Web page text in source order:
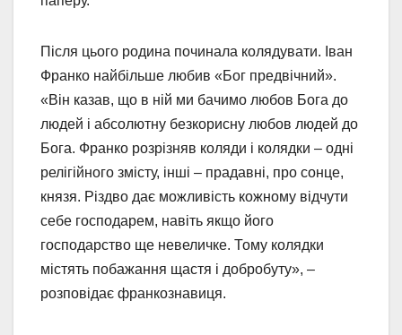
Після цього родина починала колядувати. Іван
Франко найбільше любив «Бог предвічний».
«Він казав, що в ній ми бачимо любов Бога до
людей і абсолютну безкорисну любов людей до
Бога. Франко розрізняв коляди і колядки – одні
релігійного змісту, інші – прадавні, про сонце,
князя. Різдво дає можливість кожному відчути
себе господарем, навіть якщо його
господарство ще невеличке. Тому колядки
містять побажання щастя і добробуту», –
розповідає франкознавиця.